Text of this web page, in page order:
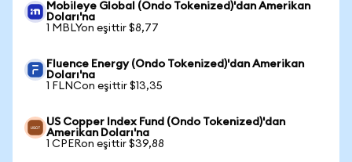
Mobileye Global (Ondo Tokenized)'dan Amerikan
Doları'na
1 MBLYon eşittir $8,77
Fluence Energy (Ondo Tokenized)'dan Amerikan
Doları'na
1 FLNCon eşittir $13,35
US Copper Index Fund (Ondo Tokenized)'dan
Amerikan Doları'na
1 CPERon eşittir $39,88